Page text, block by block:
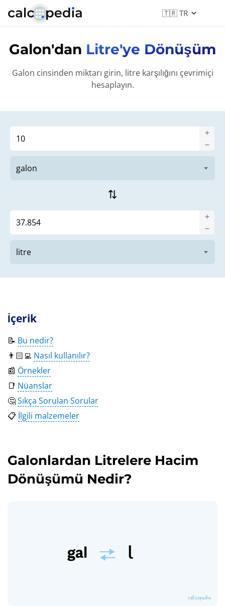
Galon'dan Litre'ye Dönüşüm
Galon cinsinden miktarı girin, litre karşılığını çevrimiçi
hesaplayın.
sync_alt
İçerik
📝 Bu nedir?
👨🏻‍💻 Nasıl kullanılır?
📰 Örnekler
📑 Nüanslar
🤔Sıkça Sorulan Sorular
📋 İlgili malzemeler
Galonlardan Litrelere Hacim
Dönüşümü Nedir?